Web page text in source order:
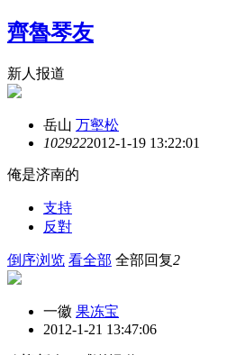
齊魯琴友
新人报道
岳山 万壑松
1029222012-1-19 13:22:01
俺是济南的
支持
反對
倒序浏览 看全部 全部回复2
一徽 果冻宝
2012-1-21 13:47:06